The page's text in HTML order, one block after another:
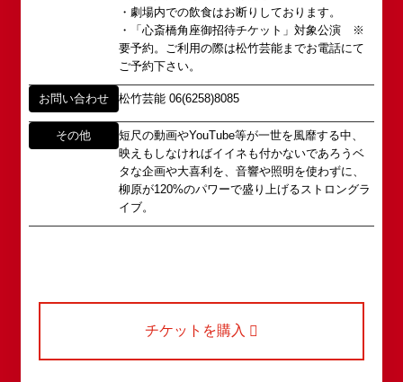
・劇場内での飲食はお断りしております。
・「心斎橋角座御招待チケット」対象公演 ※
要予約。ご利用の際は松竹芸能までお電話にて
ご予約下さい。
お問い合わせ 松竹芸能 06(6258)8085
その他
短尺の動画やYouTube等が一世を風靡する中、
映えもしなければイイネも付かないであろうベ
タな企画や大喜利を、音響や照明を使わずに、
柳原が120%のパワーで盛り上げるストロングラ
イブ。
チケットを購入 
お問い合わせ
中心である東京・大阪で復活させ、 新たな歴史を
スタートさせたいと考えております。
この劇場から、日本を代表するエンタテインナーが
続々と輩出され、文化の発展に寄与できるものと考
えております。
2011年5月14日 新宿角座 開業
2019年1月1日 心斎橋角座 開業
ホームページに関するご意見・ご感想（※）
webmaster@shochikugeino.jp
※イベント内容・出演者等に関するお問い合わせ・
ご意見・ご感想は各イベントのお問い合わせ先電話
番号へお問い合わせください。
※内容によっては弊社からの回答を控えさせていた
だく場合もございます。予めご了承の上お問い合わ
せください。